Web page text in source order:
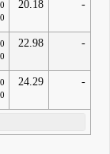
20.18 -
22.98 -
24.29 -